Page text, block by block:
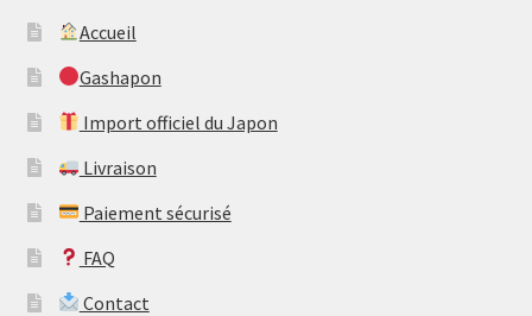
Accueil
Gashapon
Import officiel du Japon
Livraison
Paiement sécurisé
FAQ
Contact